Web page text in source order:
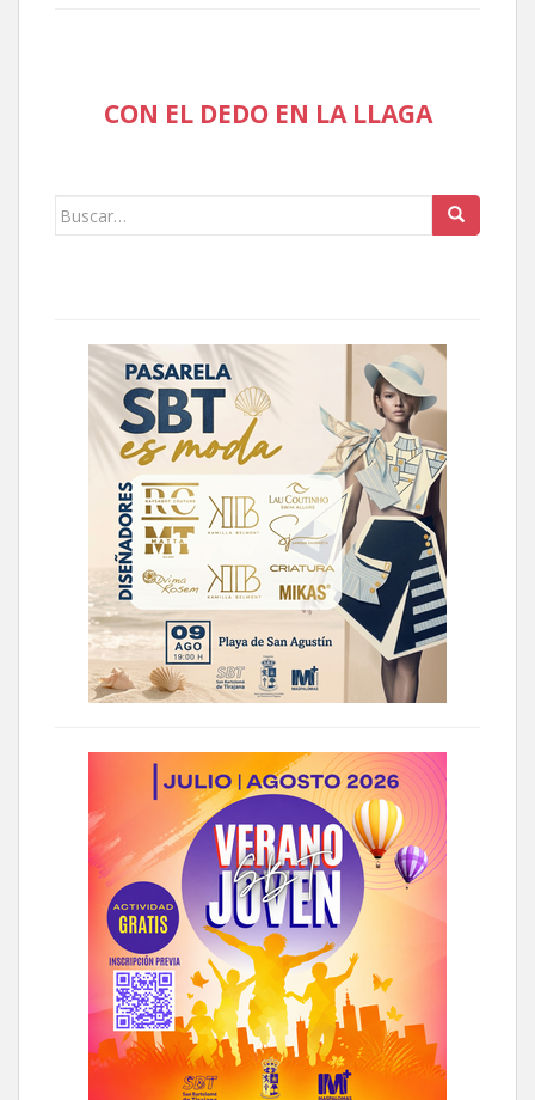
CON EL DEDO EN LA LLAGA
Buscar: